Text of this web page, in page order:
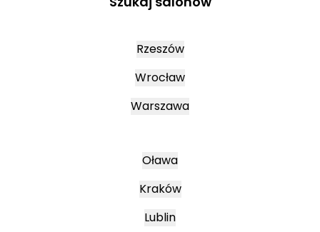
Rzeszów
Wrocław
Warszawa
Oława
Kraków
Lublin